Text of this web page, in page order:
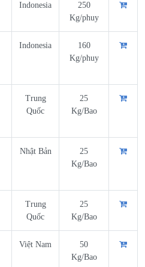
Indonesia
250
Kg/phuy
Indonesia
160
Kg/phuy
Trung
Quốc
25
Kg/Bao
Nhật Bản
25
Kg/Bao
Trung
Quốc
25
Kg/Bao
Việt Nam
50
Kg/Bao